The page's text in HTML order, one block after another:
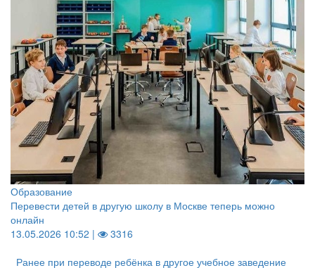
Образование
Перевести детей в другую школу в Москве теперь можно
онлайн
13.05.2026 10:52 |
3316
Ранее при переводе ребёнка в другое учебное заведение